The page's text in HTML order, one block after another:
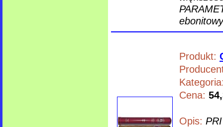
ebonitowy
Produkt:
Cena:
Opis: